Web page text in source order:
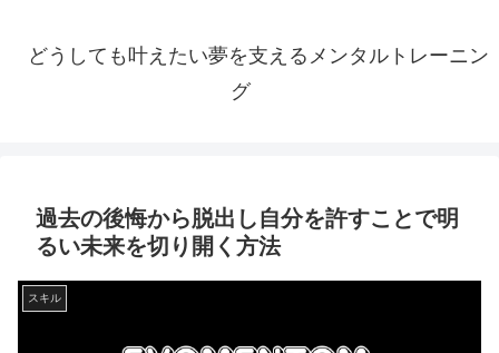
どうしても叶えたい夢を支えるメンタルトレーニン
グ
過去の後悔から脱出し自分を許すことで明
るい未来を切り開く方法
スキル